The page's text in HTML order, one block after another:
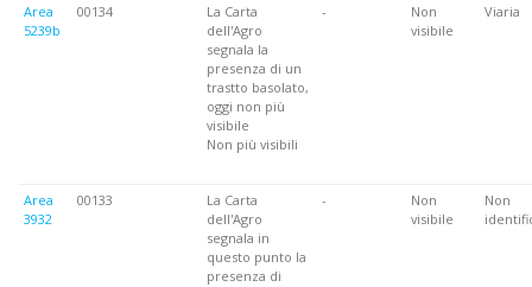
Area
5239b
00134
La Carta
dell'Agro
segnala la
presenza di un
trastto basolato,
oggi non più
visibile
Non più visibili
-
Non
visibile
Viaria
Area
3932
00133
La Carta
dell'Agro
segnala in
questo punto la
presenza di
-
Non
visibile
Non